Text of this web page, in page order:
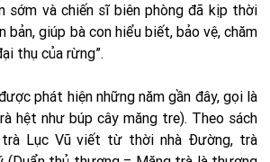
sớm và chiến sĩ biên phòng đã kịp thời
bản, giúp bà con hiểu biết, bảo vệ, chăm
thụ của rừng”.
phát hiện những năm gần đây, gọi là
hệt như búp cây măng tre). Theo sách
trà Lục Vũ viết từ thời nhà Đường, trà